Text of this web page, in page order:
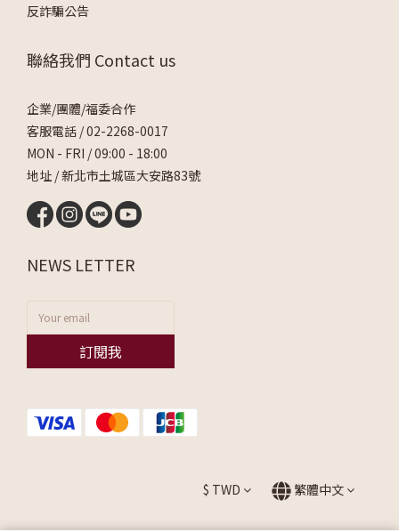
反詐騙公告
聯絡我們 Contact us
企業/團體/福委合作
客服電話 /02-2268-0017
MON - FRI / 09:00 - 18:00
地址 / 新北市土城區大安路83號
NEWS LETTER
訂閱我
$ TWD 繁體中文